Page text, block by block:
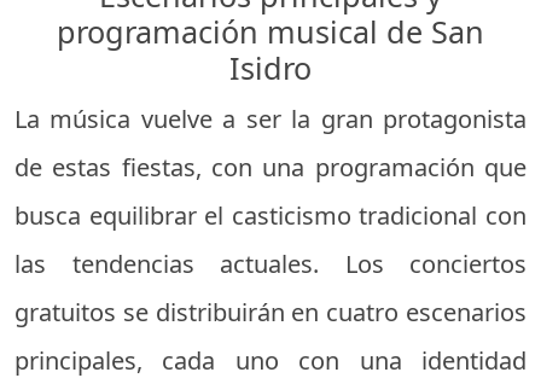
programación musical de San
Isidro
La música vuelve a ser la gran protagonista
de estas fiestas, con una programación que
busca equilibrar el casticismo tradicional con
las tendencias actuales. Los conciertos
gratuitos se distribuirán en cuatro escenarios
principales, cada uno con una identidad